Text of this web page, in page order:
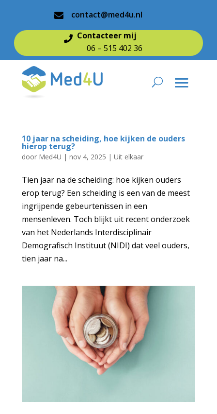
 contact@med4u.nl
 Contacteer mij
06 – 515 402 36
10 jaar na scheiding, hoe kijken de ouders
hierop terug?
door Med4U | nov 4, 2025 | Uit elkaar
Tien jaar na de scheiding: hoe kijken ouders
erop terug? Een scheiding is een van de meest
ingrijpende gebeurtenissen in een
mensenleven. Toch blijkt uit recent onderzoek
van het Nederlands Interdisciplinair
Demografisch Instituut (NIDI) dat veel ouders,
tien jaar na...